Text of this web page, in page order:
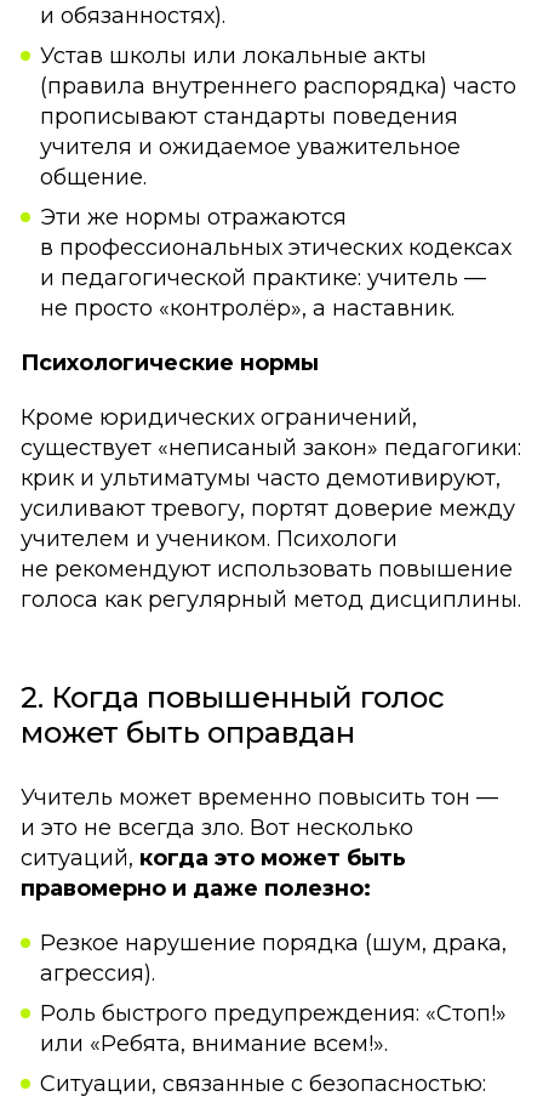
и обязанностях).
Устав школы или локальные акты
(правила внутреннего распорядка) часто
прописывают стандарты поведения
учителя и ожидаемое уважительное
общение.
Эти же нормы отражаются
в профессиональных этических кодексах
и педагогической практике: учитель —
не просто «контролёр», а наставник.
Психологические нормы
Кроме юридических ограничений,
существует «неписаный закон» педагогики:
крик и ультиматумы часто демотивируют,
усиливают тревогу, портят доверие между
учителем и учеником. Психологи
не рекомендуют использовать повышение
голоса как регулярный метод дисциплины.
2. Когда повышенный голос
может быть оправдан
Учитель может временно повысить тон —
и это не всегда зло. Вот несколько
ситуаций, когда это может быть
правомерно и даже полезно:
Резкое нарушение порядка (шум, драка,
агрессия).
Роль быстрого предупреждения: «Стоп!»
или «Ребята, внимание всем!».
Ситуации, связанные с безопасностью: